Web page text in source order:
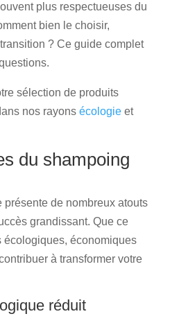
plus respectueuses du
bien le choisir,
? Ce guide complet
sélection de produits
nos rayons écologieet
du shampoing
présente de nombreux atouts
grandissant. Que ce
écologiques, économiques
à transformer votre
réduit